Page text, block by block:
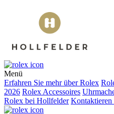
Menü
Erfahren Sie mehr überRolex
2026 Rolex Accessoires
Rolex bei Hollfelder Kontaktieren